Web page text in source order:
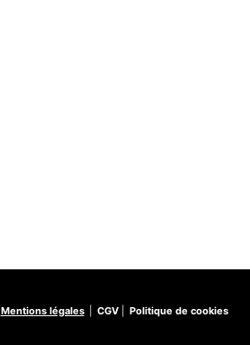
Mentions légales CGV Politique de cookies